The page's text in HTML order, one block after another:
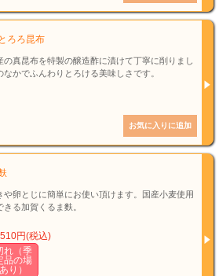
ろろ昆布
の真昆布を特製の醸造酢に漬けて丁寧に削りまし
なかでふんわりとろける美味しさです。
や卵とじに簡単にお使い頂けます。国産小麦使用
きる加賀くるま麩。
円(税込)
れ（季
品の場
り）